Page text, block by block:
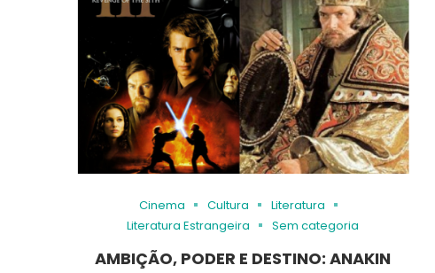
Cinema Cultura
Literatura
Literatura Estrangeira
Sem categoria
AMBIÇÃO, PODER E DESTINO: ANAKIN